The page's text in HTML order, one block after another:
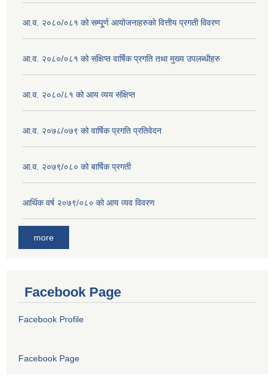
आ.व. २०८०/०८१ को सम्पू्र्ण आयोजनाहरुको वित्तीय प्रगती विवरण
आ.व. २०८०/०८१ को संक्षिप्त वार्षिक प्रगति तथा मुख्य उपलब्धीहरु
आ.व. २०८०/८१ को आय व्यय संक्षिप्त
आ.व. २०७८/०७९ को वार्षिक प्रगति प्रतिवेदन
आ.व. २०७९/०८० को बार्षिक प्रगती
आर्थिक वर्ष २०७९/०८० को आय व्यव विवरण
more
Facebook Page
Facebook Profile
Facebook Page